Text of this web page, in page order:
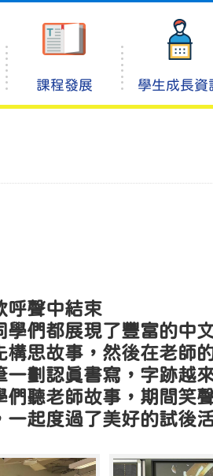
課程發展 學生成長資
呼聲中結束
們都展現了豐富的中
思故事，然後在老師
劃認真書寫，字跡越
聽老師故事，期間笑
起度過了美好的試後